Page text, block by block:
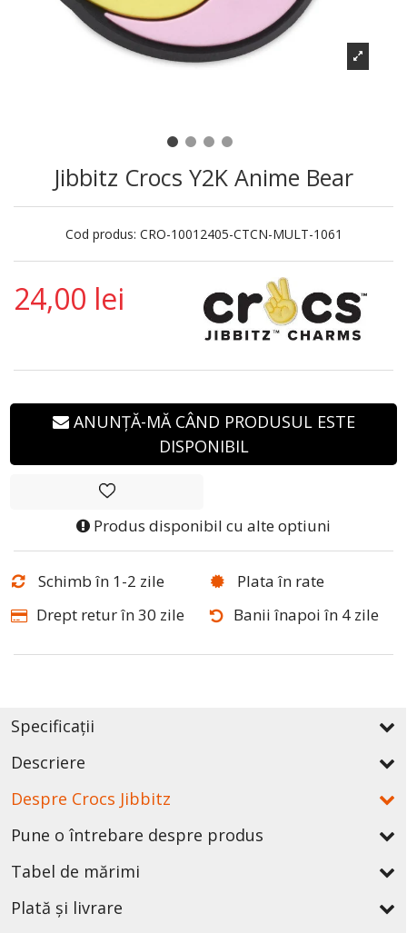
Jibbitz Crocs Y2K Anime Bear
Cod produs: CRO-10012405-CTCN-MULT-1061
24,00 lei
ANUNȚĂ-MĂ CÂND PRODUSUL ESTE
DISPONIBIL
Produs disponibil cu alte optiuni
Schimb în 1-2 zile
Plata în rate
Drept retur în 30 zile
Banii înapoi în 4 zile
Specificații
Descriere
Despre Crocs Jibbitz
Pune o întrebare despre produs
Tabel de mărimi
Plată și livrare